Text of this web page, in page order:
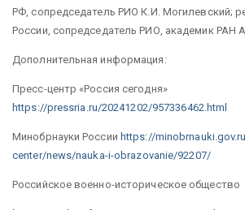
РФ, сопредседатель РИО К.И.
России, сопредседатель РИО, академик РАН
Дополнительная информация:
Пресс-центр «Россия сегодня»
https://pressria.ru/20241202/957336462.html
Минобрнауки России https://
center/news/nauka-i-obrazovanie/92207/
Российское военно-историческое общество